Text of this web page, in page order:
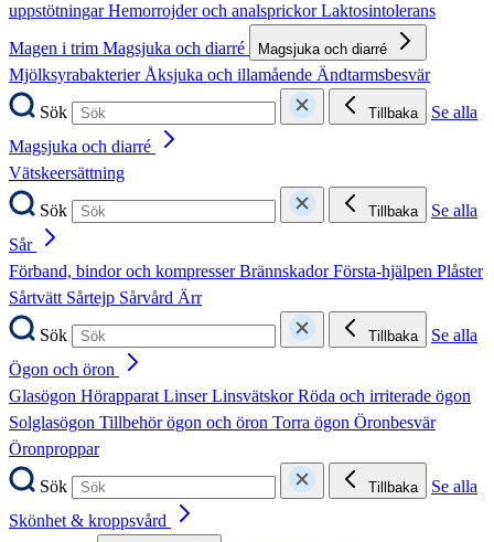
uppstötningarHemorrojder och analsprickorLaktosintolerans
Magen i trim Magsjuka och diarré Magsjuka och diarré
MjölksyrabakterierÅksjuka och illamående Ändtarmsbesvär
Sök
Tillbaka
Se alla
Magsjuka och diarré
Vätskeersättning
Sök
Tillbaka
Se alla
Sår
Förband, bindor och kompresserBrännskadorFörsta-hjälpen Plåster
Sårtvätt Sårtejp Sårvård Ärr
Sök
Tillbaka
Se alla
Ögon och öron
Glasögon HörapparatLinserLinsvätskorRöda och irriterade ögon
Solglasögon Tillbehör ögon och öron Torra ögon Öronbesvär
Öronproppar
Sök
Tillbaka
Se alla
Skönhet & kroppsvård